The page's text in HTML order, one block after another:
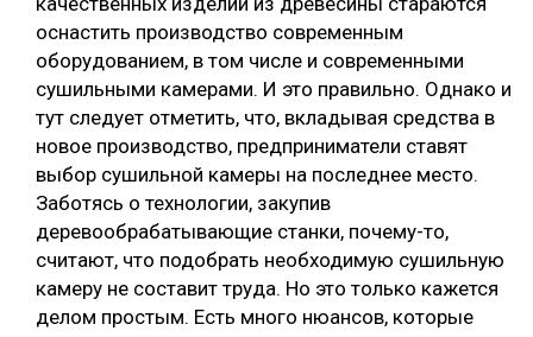
оснастить производство современным
оборудованием, в том числе и современными
сушильными камерами. И это правильно. Однако и
тут следует отметить, что, вкладывая средства в
новое производство, предприниматели ставят
выбор сушильной камеры на последнее место.
Заботясь о технологии, закупив
деревообрабатывающие станки, почему-то,
считают, что подобрать необходимую сушильную
камеру не составит труда. Но это только кажется
делом простым. Есть много нюансов, которые